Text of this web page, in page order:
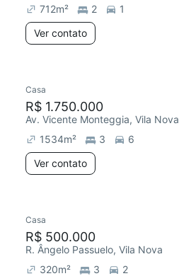
712m² 2
1
Ver contato
Casa
R$ 1.750.000
Av. Vicente Monteggia, Vila Nova
1534m² 3
6
Ver contato
Casa
R$ 500.000
R. Ângelo Passuelo, Vila Nova
320m² 3
2